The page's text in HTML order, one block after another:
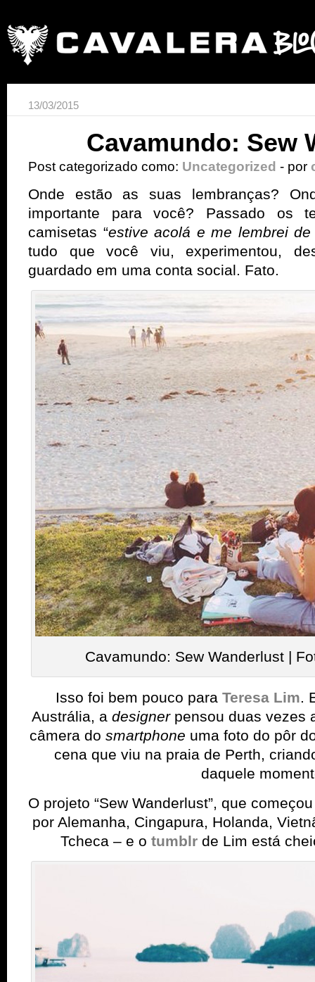
13/03/2015
Cavamundo: Sew
Post categorizado como: Uncategorized - por
Onde estão as suas lembranças?
importante para você? Passado os
camisetas “estive acolá e me lembrei de
tudo que você viu, experimentou,
guardado em uma conta social. Fato.
Cavamundo: Sew Wanderlust |
Isso foi bem pouco para Teresa Lim.
Austrália, a designer pensou duas vezes
câmera do smartphone uma foto do pôr
cena que viu na praia de Perth,
daquele
O projeto “Sew Wanderlust”, que
por Alemanha, Cingapura, Holanda,
Tcheca – e o tumblr de Lim está